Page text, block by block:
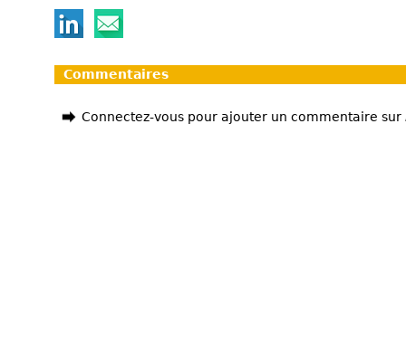
Commentaires
Connectez-vous pour ajouter un commentaire sur